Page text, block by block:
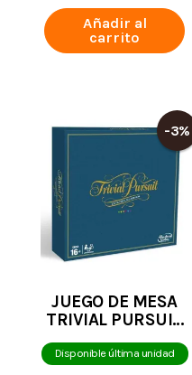
Añadir al
carrito
-3%
JUEGO DE MESA
TRIVIAL PURSUIT
CLASICO
Disponible última unidad